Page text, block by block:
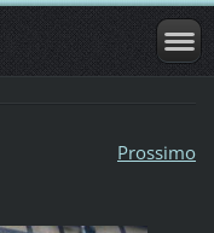
Prossimo